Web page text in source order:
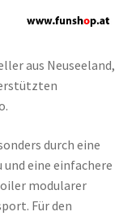
aus Neuseeland,
durch eine
eine einfachere
modularer
Für den